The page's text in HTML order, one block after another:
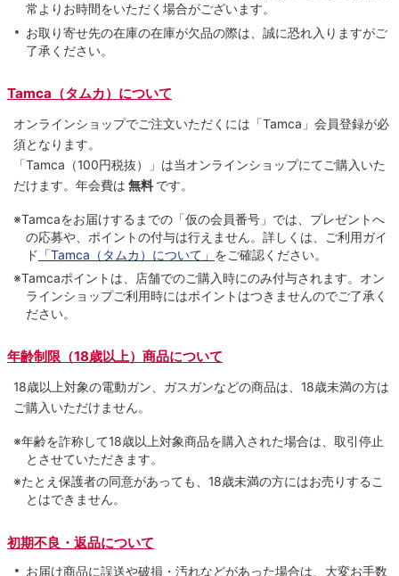
常よりお時間をいただく場合がございます。
お取り寄せ先の在庫の在庫が欠品の際は、誠に恐れ入りますがご
了承ください。
Tamca（タムカ）について
オンラインショップでご注⽂いただくには「Tamca」会員登録が必
須となります。
「Tamca （100円税抜）
」は当オンラインショップにてご購⼊いた
だけます。 年会費は 無料 です。
※Tamcaをお届けするまでの「仮の会員番号」では、プレゼントへ
の応募や、ポイントの付与は⾏えません。詳しくは、ご利⽤ガイ
ド 「Tamca（タムカ）について」 をご確認ください。
※Tamcaポイントは、店舗でのご購⼊時にのみ付与されます。オン
ラインショップご利用時にはポイントはつきませんのでご了承く
ださい。
年齢制限（18歳以上）商品について
18歳以上対象の電動ガン、ガスガンなどの商品は、18歳未満の方は
ご購入いただけません。
※年齢を詐称して18歳以上対象商品を購入された場合は、取引停止
とさせていただきます。
※たとえ保護者の同意があっても、18歳未満の方にはお売りするこ
とはできません。
初期不良・返品について
お届け商品に誤送や破損・汚れなどがあった場合は、大変お手数